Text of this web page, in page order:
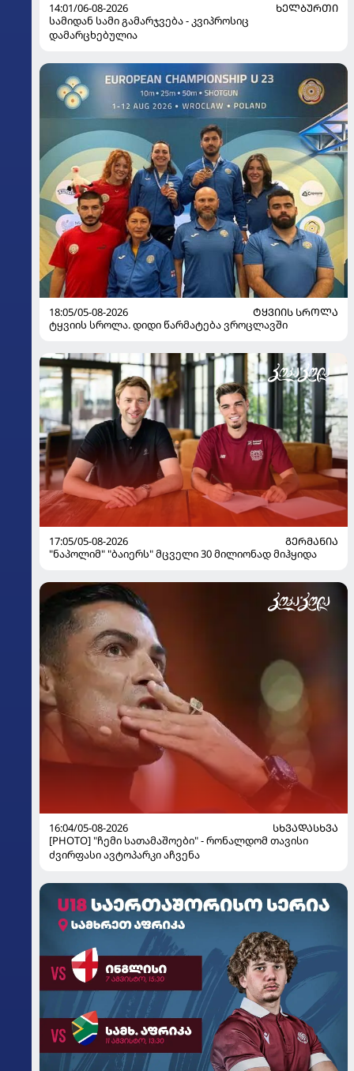
14:01/06-08-2026
ᲮᲔᲚᲑᲣᲠᲗᲘ
სამიდან სამი გამარჯვება - კვიპროსიც
დამარცხებულია
18:05/05-08-2026
ᲢᲧᲕᲘᲘᲡ ᲡᲠᲝᲚᲐ
ტყვიის სროლა. დიდი წარმატება ვროცლავში
17:05/05-08-2026
ᲒᲔᲠᲛᲐᲜᲘᲐ
"ნაპოლიმ" "ბაიერს" მცველი 30 მილიონად მიჰყიდა
16:04/05-08-2026
ᲡᲮᲕᲐᲓᲐᲡᲮᲕᲐ
[PHOTO] "ჩემი სათამაშოები" - რონალდომ თავისი
ძვირფასი ავტოპარკი აჩვენა